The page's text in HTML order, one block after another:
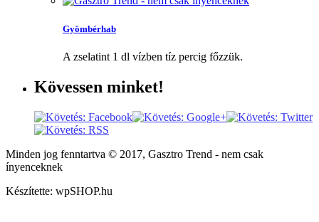
Gyömbérhab
A zselatint 1 dl vízben tíz percig főzzük.
Kövessen minket!
Minden jog fenntartva © 2017, Gasztro Trend - nem csak
ínyenceknek
Készítette: wpSHOP.hu